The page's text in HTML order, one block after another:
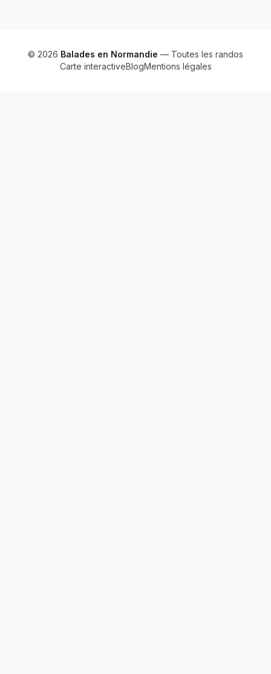
© 2026 Balades en Normandie — Toutes les randos
Carte interactiveBlogMentions légales